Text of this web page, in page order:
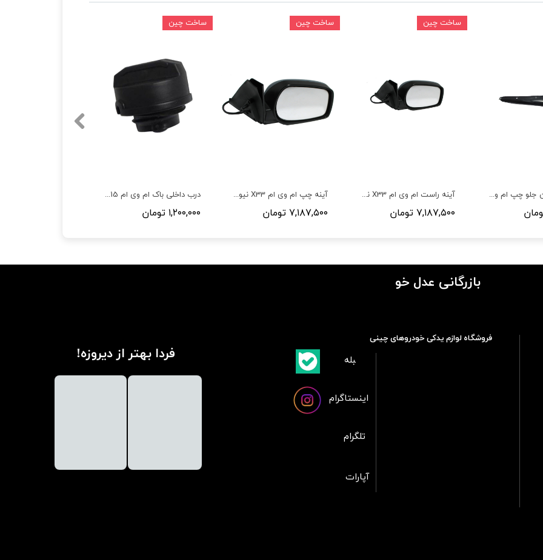
درب داخلی باک ام وی ام 110,530,550,315, تیگو 5,X33,110S
۱,۲۰۰,۰۰۰ تومان
ساخت چین
آینه چپ ام وی ام X33 نیو و قدیم
۷,۱۸۷,۵۰۰ تومان
ساخت چین
آینه راست ام وی ام X33 نیو و قدیم
۷,۱۸۷,۵۰۰ تومان
ساخت چین
گل پخش کن جلو چپ ام وی ام X33 قدیم ونیو
بازرگانی عدل خو
فردا بهتر از دیروزه!
فروشگاه لوازم یدکی خودروهای چینی
آپارات
تلگرام
اینستاگرام
​بلبله​​​​​​​بله